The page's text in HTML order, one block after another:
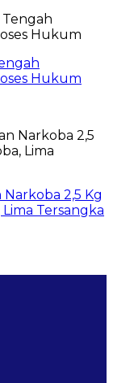
Hukum
2,5 Kg
Tersangka